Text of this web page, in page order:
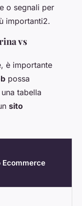
o segnali per
importanti2.
vs
è importante
possa
tabella
sito
Ecommerce